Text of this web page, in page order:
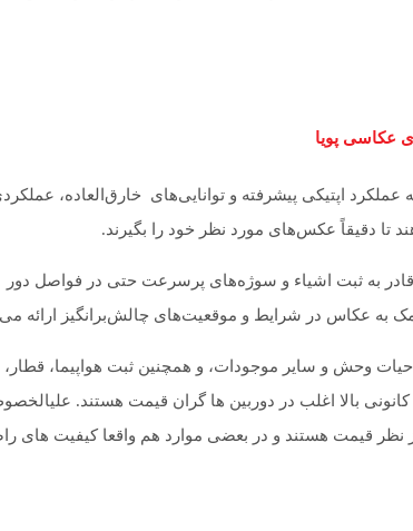
عکاسی پویا
اپتیکی پیشرفته و توانایی‌های خارق‌العاده،
تا دقیقاً عکس‌های مورد نظر خود را بگیرند.
قادر به ثبت اشیاء و سوژه‌های پرسرعت حتی در فواصل دور
به عکاس در شرایط و موقعیت‌های چالش‌برانگیز ارائه
وحش و سایر موجودات، و همچنین ثبت هواپیما، قطار،
بالا اغلب در دوربین ها گران قیمت هستند.
از نظر قیمت هستند و در بعضی موارد هم واقعا کیفیت های